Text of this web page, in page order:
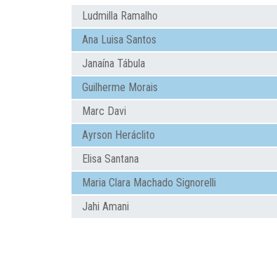
Ludmilla Ramalho
Ana Luisa Santos
Janaína Tábula
Guilherme Morais
Marc Davi
Ayrson Heráclito
Elisa Santana
Maria Clara Machado Signorelli
Jahi Amani